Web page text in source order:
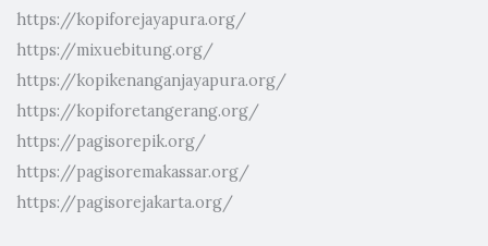
https://kopiforejayapura.org/
https://mixuebitung.org/
https://kopikenanganjayapura.org/
https://kopiforetangerang.org/
https://pagisorepik.org/
https://pagisoremakassar.org/
https://pagisorejakarta.org/